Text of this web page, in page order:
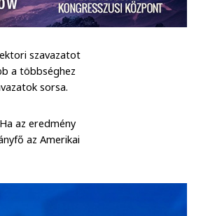
szavazatot
a többséghez
sorsa.
az eredmény
az Amerikai